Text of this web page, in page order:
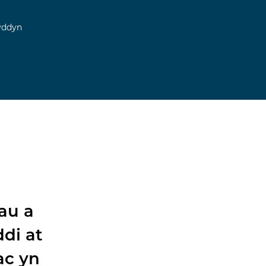
a
at
yn